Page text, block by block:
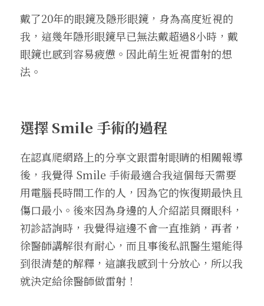
戴了20年的眼鏡及隱形眼鏡，身為高度近視的
我，這幾年隱形眼鏡早已無法戴超過8小時，戴
眼鏡也感到容易疲憊。因此萌生近視雷射的想
法。
選擇 Smile 手術的過程
在認真爬網路上的分享文跟雷射眼睛的相關報導
後，我覺得 Smile 手術最適合我這個每天需要
用電腦長時間工作的人，因為它的恢復期最快且
傷口最小。後來因為身邊的人介紹諾貝爾眼科，
初診諮詢時，我覺得這邊不會一直推銷，再者，
徐醫師講解很有耐心，而且事後私訊醫生還能得
到很清楚的解釋，這讓我感到十分放心，所以我
就決定給徐醫師做雷射！